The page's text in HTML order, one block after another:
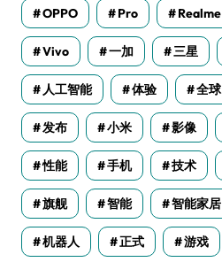
OPPO Pro Realme
Vivo 一加 三星
人工智能 体验 全球
发布 小米 影像
性能 手机 技术
旗舰 智能 智能家居
机器人 正式 游戏